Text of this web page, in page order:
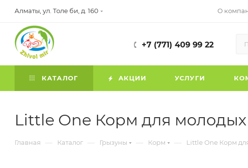
Алматы, ул. Толе би, д. 160 О
+7 (771) 409 99 22
КАТАЛОГ АКЦИИ УСЛУГИ
Little One Корм для молодых
Главная — Каталог — Грызуны — Корм — Little One Корм